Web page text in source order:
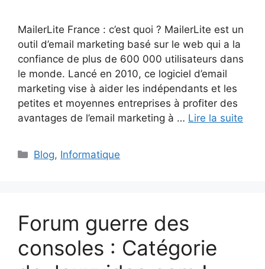
MailerLite France : c’est quoi ? MailerLite est un
outil d’email marketing basé sur le web qui a la
confiance de plus de 600 000 utilisateurs dans
le monde. Lancé en 2010, ce logiciel d’email
marketing vise à aider les indépendants et les
petites et moyennes entreprises à profiter des
avantages de l’email marketing à … Lire la suite
Catégories
Blog, Informatique
Forum guerre des
consoles : Catégorie